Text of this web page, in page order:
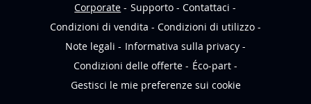
Corporate
Supporto
Contattaci
Condizioni di vendita
Condizioni di utilizzo
Note legali
Informativa sulla privacy
Condizioni delle offerte
Éco-part
Gestisci le mie preferenze sui cookie